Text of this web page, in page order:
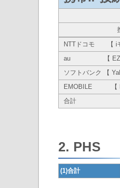
NTTドコモ 【 iモ
au 【
ソフトバンク 【
EMOBILE 【
合計
2. PHS
(1)合計